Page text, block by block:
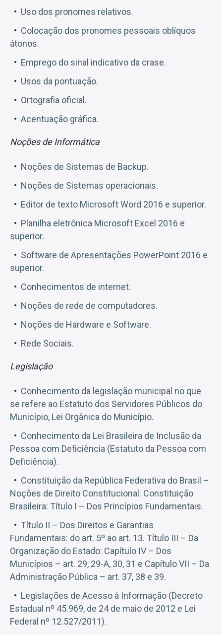
Uso dos pronomes relativos.
Colocação dos pronomes pessoais oblíquos
átonos.
Emprego do sinal indicativo da crase.
Usos da pontuação.
Ortografia oficial.
Acentuação gráfica.
Noções de Informática
Noções de Sistemas de Backup.
Noções de Sistemas operacionais.
Editor de texto Microsoft Word 2016 e superior.
Planilha eletrônica Microsoft Excel 2016 e
superior.
Software de Apresentações PowerPoint 2016 e
superior.
Conhecimentos de internet.
Noções de rede de computadores.
Noções de Hardware e Software.
Rede Sociais.
Legislação
Conhecimento da legislação municipal no que
se refere ao Estatuto dos Servidores Públicos do
Município, Lei Orgânica do Município.
Conhecimento da Lei Brasileira de Inclusão da
Pessoa com Deficiência (Estatuto da Pessoa com
Deficiência).
Constituição da República Federativa do Brasil –
Noções de Direito Constitucional: Constituição
Brasileira: Título I – Dos Princípios Fundamentais.
Título II – Dos Direitos e Garantias
Fundamentais: do art. 5º ao art. 13. Título III – Da
Organização do Estado: Capítulo IV – Dos
Municípios – art. 29, 29-A, 30, 31 e Capítulo VII – Da
Administração Pública – art. 37, 38 e 39.
Legislações de Acesso à Informação (Decreto
Estadual nº 45.969, de 24 de maio de 2012 e Lei
Federal nº 12.527/2011).